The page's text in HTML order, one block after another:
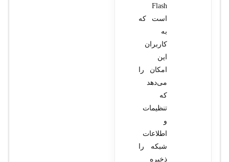
Flash
است که
به
کاربران
این
امکان را
می‌دهد
که
تنظیمات
و
اطلاعات
شبکه را
ذخیره